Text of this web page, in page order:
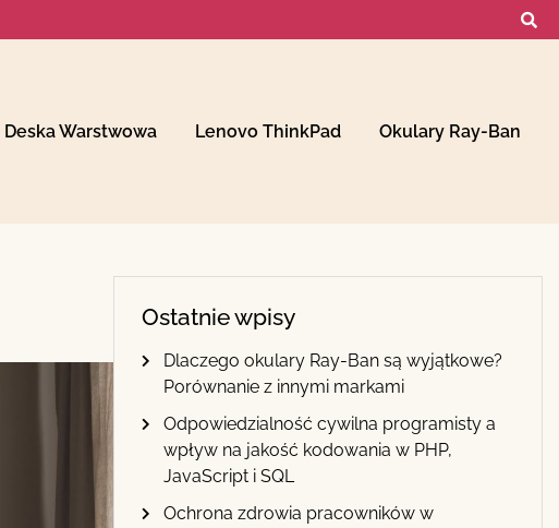
Deska Warstwowa Lenovo ThinkPad Okulary Ray-Ban
Ostatnie wpisy
Dlaczego okulary Ray-Ban są wyjątkowe?
Porównanie z innymi markami
Odpowiedzialność cywilna programisty a
wpływ na jakość kodowania w PHP,
JavaScript i SQL
Ochrona zdrowia pracowników w